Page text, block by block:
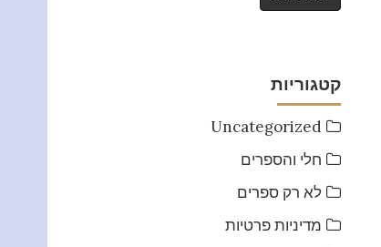
קטגוריות
Uncategorized
חלי והספרים
לא רק ספרים
מדיניות פרטיות